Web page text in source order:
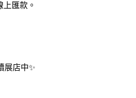
匯款。
展店中✨